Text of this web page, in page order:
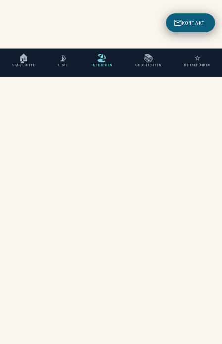
🏠
STARTSEITE
📡
LIVE
🏖
ENTDECKEN
📚
GESCHICHTEN
⭐
REISEFÜHRER
KONTAKT